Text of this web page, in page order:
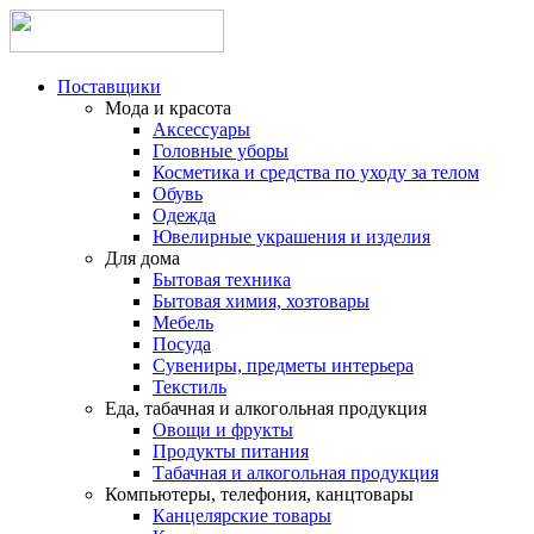
Поставщики
Мода и красота
Аксессуары
Головные уборы
Косметика и средства по уходу за телом
Обувь
Одежда
Ювелирные украшения и изделия
Для дома
Бытовая техника
Бытовая химия, хозтовары
Мебель
Посуда
Сувениры, предметы интерьера
Текстиль
Еда, табачная и алкогольная продукция
Овощи и фрукты
Продукты питания
Табачная и алкогольная продукция
Компьютеры, телефония, канцтовары
Канцелярские товары